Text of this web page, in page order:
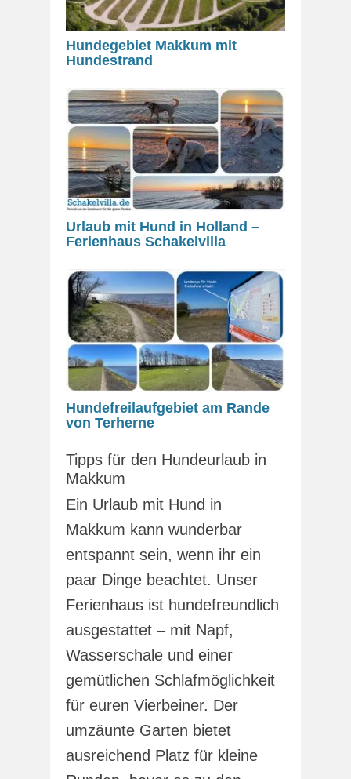
Hundegebiet Makkum mit
Hundestrand
Urlaub mit Hund in Holland –
Ferienhaus Schakelvilla
Hundefreilaufgebiet am Rande
von Terherne
Tipps für den Hundeurlaub in
Makkum
Ein Urlaub mit Hund in
Makkum kann wunderbar
entspannt sein, wenn ihr ein
paar Dinge beachtet. Unser
Ferienhaus ist hundefreundlich
ausgestattet – mit Napf,
Wasserschale und einer
gemütlichen Schlafmöglichkeit
für euren Vierbeiner. Der
umzäunte Garten bietet
ausreichend Platz für kleine